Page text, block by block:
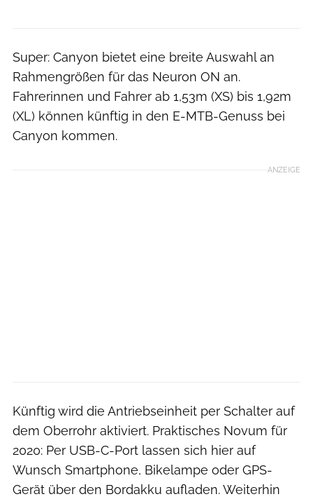
Super: Canyon bietet eine breite Auswahl an
Rahmengrößen für das Neuron ON an.
Fahrerinnen und Fahrer ab 1,53m (XS) bis 1,92m
(XL) können künftig in den E-MTB-Genuss bei
Canyon kommen.
ANZEIGE
Künftig wird die Antriebseinheit per Schalter auf
dem Oberrohr aktiviert. Praktisches Novum für
2020: Per USB-C-Port lassen sich hier auf
Wunsch Smartphone, Bikelampe oder GPS-
Gerät über den Bordakku aufladen. Weiterhin